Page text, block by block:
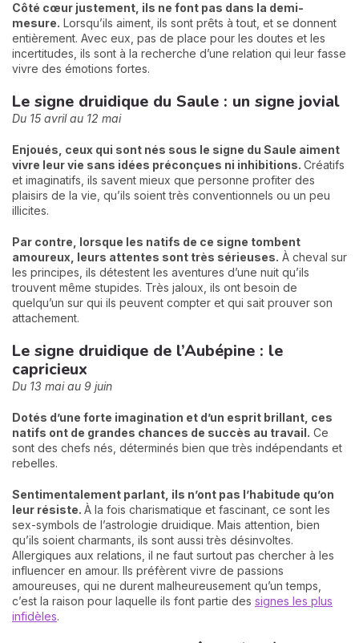
Côté cœur justement, ils ne font pas dans la demi-
mesure. Lorsqu’ils aiment, ils sont prêts à tout, et se donnent
entièrement. Avec eux, pas de place pour les doutes et les
incertitudes, ils sont à la recherche d’une relation qui leur fasse
vivre des émotions fortes.
Le signe druidique du Saule : un signe jovial
Du 15 avril au 12 mai
Enjoués, ceux qui sont nés sous le signe du Saule aiment
vivre leur vie sans idées préconçues ni inhibitions. Créatifs
et imaginatifs, ils savent mieux que personne profiter des
plaisirs de la vie, qu’ils soient très conventionnels ou un peu
illicites.
Par contre, lorsque les natifs de ce signe tombent
amoureux, leurs attentes sont très sérieuses. À cheval sur
les principes, ils détestent les aventures d’une nuit qu’ils
trouvent même stupides. Très jaloux, ils ont besoin de
quelqu’un sur qui ils peuvent compter et qui sait prouver son
attachement.
Le signe druidique de l’Aubépine : le
capricieux
Du 13 mai au 9 juin
Dotés d’une forte imagination et d’un esprit brillant, ces
natifs ont de grandes chances de succès au travail. Ce
sont des chefs nés, déterminés bien que très indépendants et
rebelles.
Sentimentalement parlant, ils n’ont pas l’habitude qu’on
leur résiste. À la fois charismatique et fascinant, ce sont les
sex-symbols de l’astrologie druidique. Mais attention, bien
qu’ils soient charmants, ils sont aussi très désinvoltes.
Allergiques aux relations, il ne faut surtout pas chercher à les
influencer en amour. Ils préfèrent vivre de passions
amoureuses, qui ne durent malheureusement qu’un temps,
c’est la raison pour laquelle ils font partie des signes les plus
infidèles.